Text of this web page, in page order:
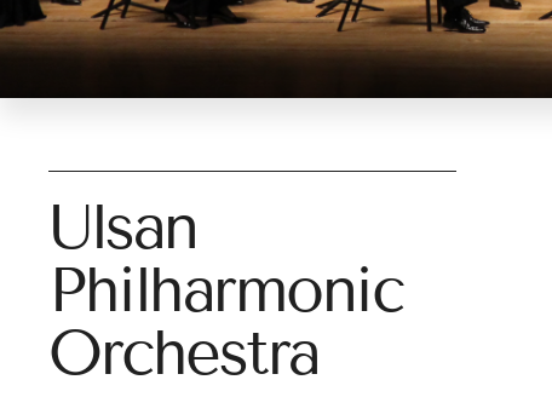
Ulsan
Philharmonic
Orchestra